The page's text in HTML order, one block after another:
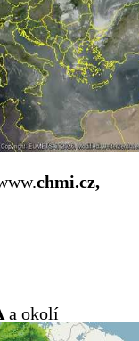
chmi.cz,
a okolí